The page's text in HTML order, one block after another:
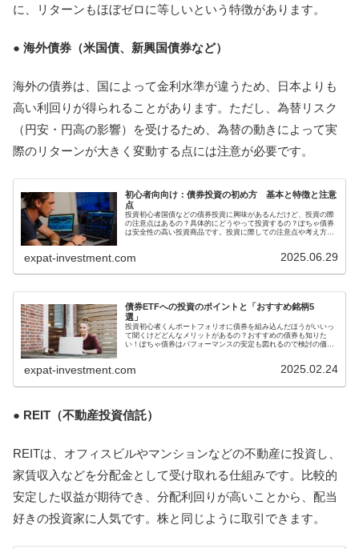
に、リターンもほぼゼロに等しいという特徴があります。
● 海外債券（米国債、新興国債券など）
海外の債券は、国によって金利水準が違うため、日本よりも
高い利回りが得られることがあります。ただし、為替リスク
（円安・円高の影響）を受けるため、為替の動きによって実
際のリターンが大きく変動する点には注意が必要です。
初心者向向け：債券投資の初め方 基本と特徴と注意
点
投資初心者国債などの債券投資に興味があるんだけど、投資の際
の注意点はあるの？具体的にどうやって投資するの？ぽちゃ債券
は安全性の高い投資商品です。投資に際しての注意点や考え方を
expat-investment.com 2025.06.29
債券ETFへの投資のポイントと「おすすめ銘柄5
選」
投資初心者くんポートフォリオに債券を組み込んだほうがいいっ
て聞くけどどんなメリットがあるの？おすすめの債券も知りた
い！ぽちゃ債券はパフォーマンスの安定も図れるので検討の価値
expat-investment.com 2025.02.24
● REIT（不動産投資信託）
REITは、オフィスビルやマンションなどの不動産に投資し、
家賃収入などを分配金として受け取れる仕組みです。比較的
安定した収益が期待でき、分配利回りが高いことから、配当
好きの投資家に人気です。株と同じように取引できます。